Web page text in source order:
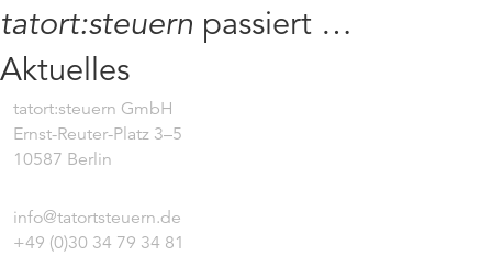
tatort:steuern passiert …
Aktuelles
tatort:steuern GmbH
Ernst-Reuter-Platz 3–5
10587 Berlin
info@tatortsteuern.de
+49 (0)30 34 79 34 81